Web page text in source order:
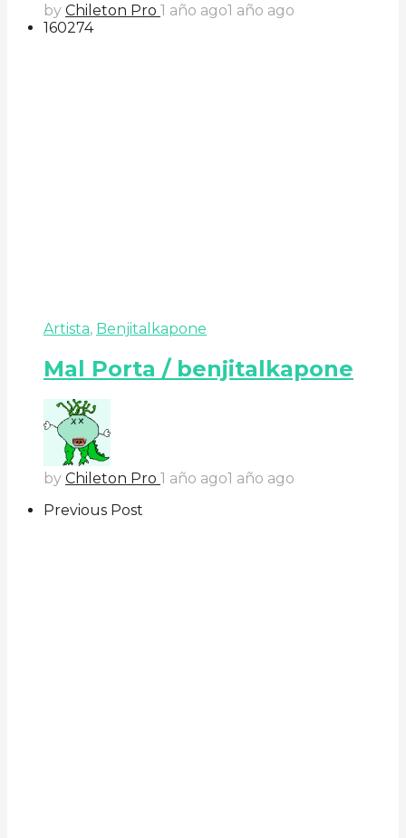
by Chileton Pro 1 año ago1 año ago
160274
Artista, Benjitalkapone
Mal Porta / benjitalkapone
by Chileton Pro 1 año ago1 año ago
Previous Post